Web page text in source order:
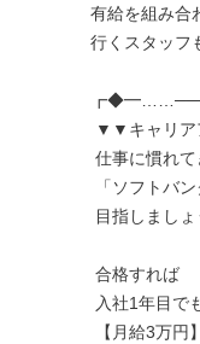
有給を組み合
行くスタッフ